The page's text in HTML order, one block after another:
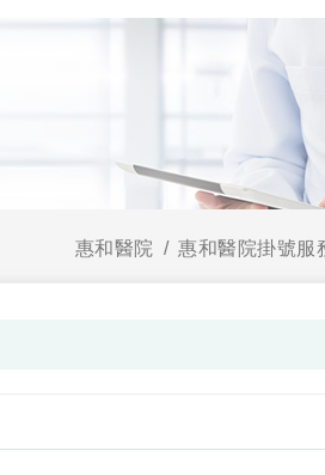
惠和醫院 惠和醫院掛號服